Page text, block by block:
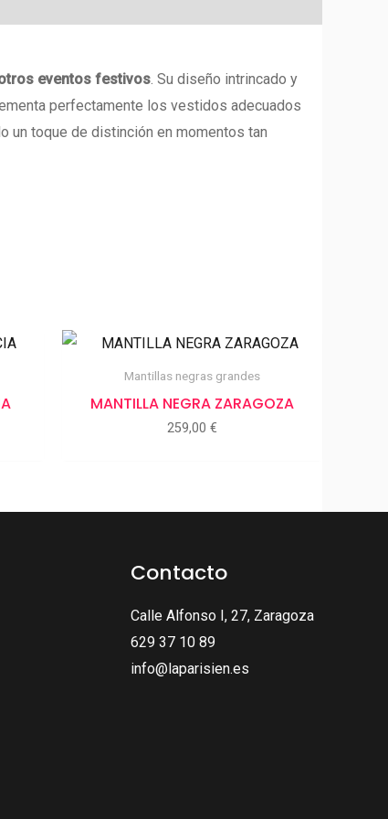
eventos festivos. Su diseño intrincado y
perfectamente los vestidos adecuados
un toque de distinción en momentos tan
Mantillas negras grandes
MANTILLA NEGRA ZARAGOZA
259,00 €
Contacto
Calle Alfonso I, 27, Zaragoza
629 37 10 89
info@laparisien.es